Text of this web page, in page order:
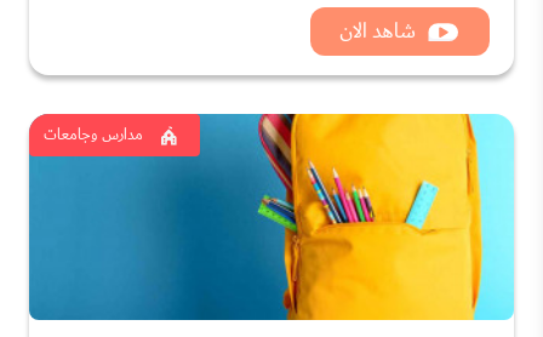
شاهد الان
مدارس وجامعات